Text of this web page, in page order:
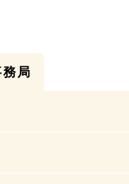
局